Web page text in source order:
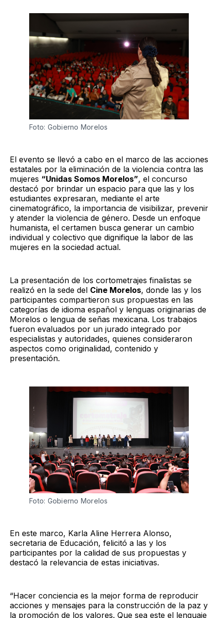
Foto: Gobierno Morelos
El evento se llevó a cabo en el marco de las acciones
estatales por la eliminación de la violencia contra las
mujeres “Unidas Somos Morelos”, el concurso
destacó por brindar un espacio para que las y los
estudiantes expresaran, mediante el arte
cinematográfico, la importancia de visibilizar, prevenir
y atender la violencia de género. Desde un enfoque
humanista, el certamen busca generar un cambio
individual y colectivo que dignifique la labor de las
mujeres en la sociedad actual.
La presentación de los cortometrajes finalistas se
realizó en la sede del Cine Morelos, donde las y los
participantes compartieron sus propuestas en las
categorías de idioma español y lenguas originarias de
Morelos o lengua de señas mexicana. Los trabajos
fueron evaluados por un jurado integrado por
especialistas y autoridades, quienes consideraron
aspectos como originalidad, contenido y
presentación.
Foto: Gobierno Morelos
En este marco, Karla Aline Herrera Alonso,
secretaria de Educación, felicitó a las y los
participantes por la calidad de sus propuestas y
destacó la relevancia de estas iniciativas.
“Hacer conciencia es la mejor forma de reproducir
acciones y mensajes para la construcción de la paz y
la promoción de los valores. Que sea este el lenguaje